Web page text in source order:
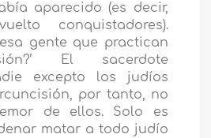
aparecido (es decir,
conquistadores).
gente que practican
El sacerdote
excepto los judíos
por tanto, no
de ellos. Solo es
matar a todo judío